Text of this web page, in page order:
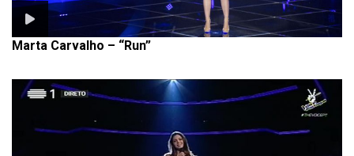
Marta Carvalho – “Run”